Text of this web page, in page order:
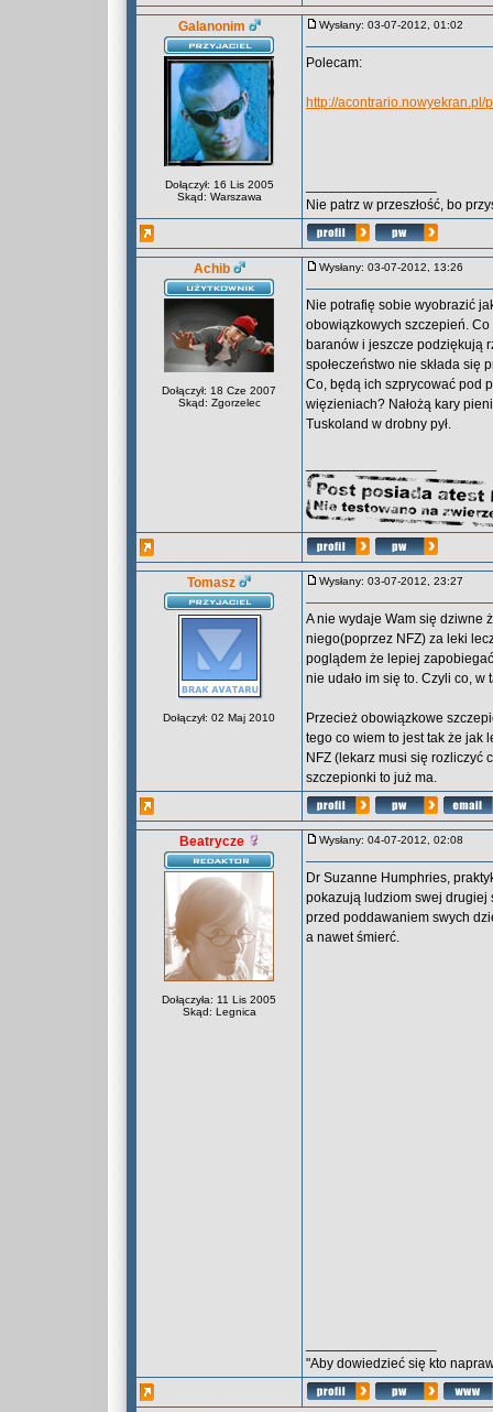
Galanonim
Dołączył: 16 Lis 2005
Skąd: Warszawa
Wysłany: 03-07-2012, 01:02
Polecam:
http://
Nie patrz w przeszłość, bo
Achib
Dołączył: 18 Cze 2007
Skąd: Zgorzelec
Wysłany: 03-07-2012, 13:26
Nie potrafię sobie wyobrazić
obowiązkowych szczepień.
baranów i jeszcze podziękują
społeczeństwo nie składa się
Co, będą ich szprycować pod
więzieniach? Nałożą kary
Tuskoland w drobny pył.
Tomasz
Dołączył: 02 Maj 2010
Wysłany: 03-07-2012, 23:27
A nie wydaje Wam się dziwne
niego(poprzez NFZ) za leki
poglądem że lepiej
nie udało im się to. Czyli co,
Przecież obowiązkowe
tego co wiem to jest tak że jak
NFZ (lekarz musi się rozliczyć
szczepionki to już ma.
Beatrycze
Dołączyła: 11 Lis 2005
Skąd: Legnica
Wysłany: 04-07-2012, 02:08
Dr Suzanne Humphries,
pokazują ludziom swej drugiej
przed poddawaniem swych
a nawet śmierć.
"Aby dowiedzieć się kto